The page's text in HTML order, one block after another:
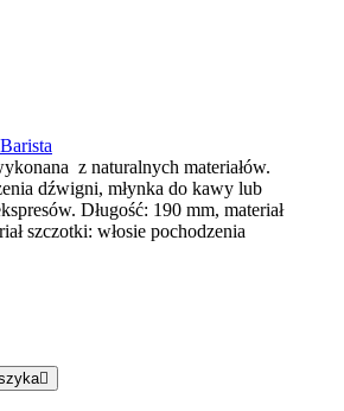
z naturalnych materiałów.
dźwigni, młynka do kawy lub
Długość: 190 mm, materiał
szczotki: włosie pochodzenia